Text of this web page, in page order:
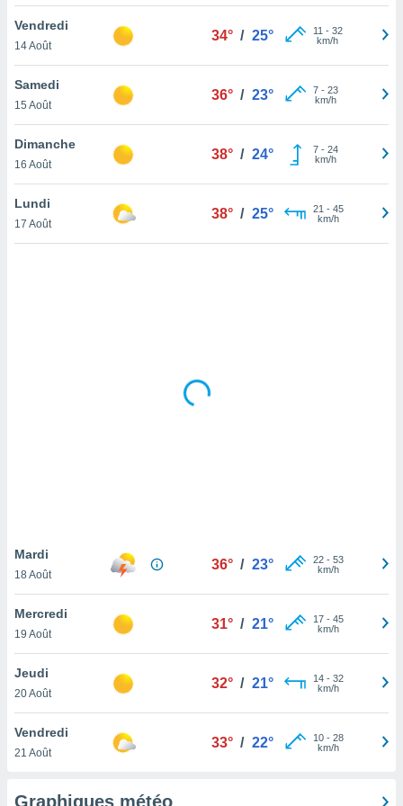
votre
à
en
le
notre
que
et que
Vendredi
14 Août
34° / 25° 11 - 32
km/h
Samedi
15 Août
36° / 23° 7- 23
km/h
Dimanche
16 Août
38° / 24° 7- 24
km/h
Lundi
17 Août
38° / 25° 21 - 45
km/h
Mardi
18 Août
36° / 23° 22- 53
km/h
Mercredi
19 Août
31° / 21° 17- 45
km/h
Jeudi
20 Août
32° / 21° 14- 32
km/h
Vendredi
21 Août
33° / 22° 10- 28
km/h
Graphiques météo